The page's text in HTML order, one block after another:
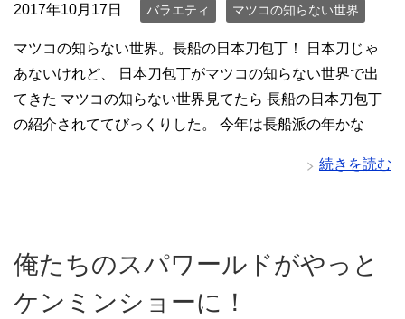
2017年10月17日 バラエティ マツコの知らない世界
マツコの知らない世界。長船の日本刀包丁！ 日本刀じゃ
あないけれど、 日本刀包丁がマツコの知らない世界で出
てきた マツコの知らない世界見てたら 長船の日本刀包丁
の紹介されててびっくりした。 今年は長船派の年かな
続きを読む
俺たちのスパワールドがやっと
ケンミンショーに！